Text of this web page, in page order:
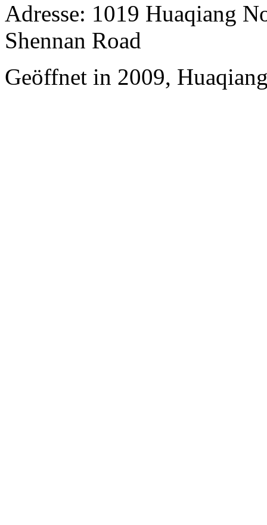
Adresse: 1019 Huaqiang
Shennan Road
Geöffnet in 2009,